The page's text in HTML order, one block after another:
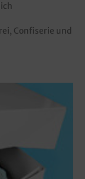
Confiserie und